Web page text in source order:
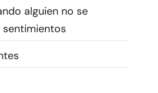
los derechos reservados.
alguien no se